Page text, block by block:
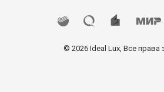
© 2026 Ideal Lux, Все